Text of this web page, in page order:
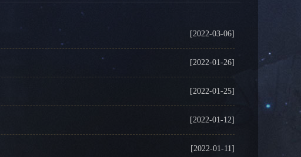
[2022-03-06]
[2022-01-26]
[2022-01-25]
[2022-01-12]
[2022-01-11]